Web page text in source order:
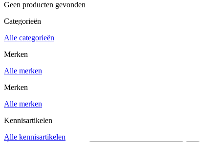
Geen producten gevonden
Categorieën
Alle categorieën
Merken
Alle merken
Merken
Alle merken
Kennisartikelen
Alle kennisartikelen